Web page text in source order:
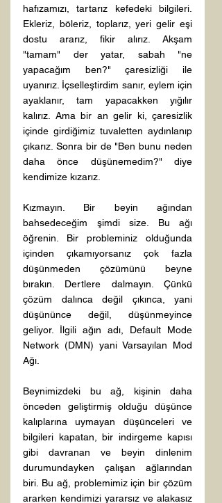
hafızamızı, tartarız kefedeki bilgileri.
Ekleriz, böleriz, toplarız, yeri gelir eşi
dostu ararız, fikir alırız. Akşam
"tamam" der yatar, sabah "ne
yapacağım ben?" çaresizliği ile
uyanırız. İçselleştirdim sanır, eylem için
ayaklanır, tam yapacakken yığılır
kalırız. Ama bir an gelir ki, çaresizlik
içinde girdiğimiz tuvaletten aydınlanıp
çıkarız. Sonra bir de "Ben bunu neden
daha önce düşünemedim?" diye
kendimize kızarız.
Kızmayın. Bir beyin ağından
bahsedeceğim şimdi size. Bu ağı
öğrenin. Bir probleminiz olduğunda
içinden çıkamıyorsanız çok fazla
düşünmeden çözümünü beyne
bırakın. Dertlere dalmayın. Çünkü
çözüm dalınca değil çıkınca, yani
düşününce değil, düşünmeyince
geliyor. İlgili ağın adı, Default Mode
Network (DMN) yani Varsayılan Mod
Ağı.
Beynimizdeki bu ağ, kişinin daha
önceden geliştirmiş olduğu düşünce
kalıplarına uymayan düşünceleri ve
bilgileri kapatan, bir indirgeme kapısı
gibi davranan ve beyin dinlenim
durumundayken çalışan ağlarından
biri. Bu ağ, problemimiz için bir çözüm
ararken kendimizi yararsız ve alakasız